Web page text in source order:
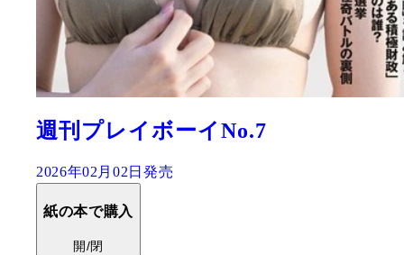
週刊プレイボーイNo.7
2026年02月02日発売
紙の本で購入
開/閉